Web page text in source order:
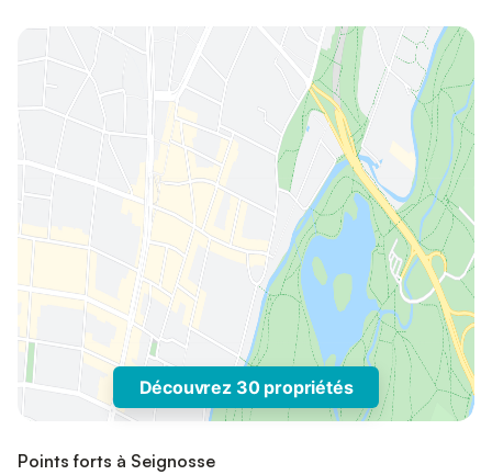
Découvrez 30 propriétés
Points forts à Seignosse